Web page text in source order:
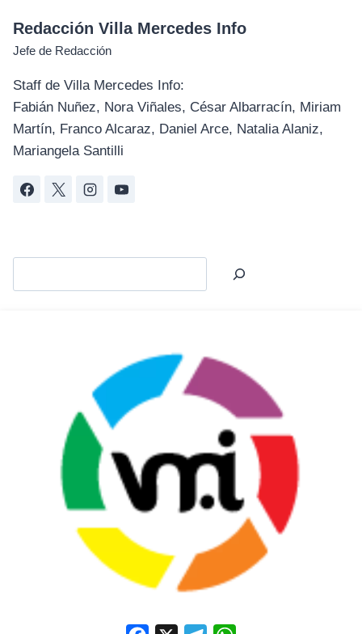
Redacción Villa Mercedes Info
Jefe de Redacción
Staff de Villa Mercedes Info:
Fabián Nuñez, Nora Viñales, César Albarracín, Miriam
Martín, Franco Alcaraz, Daniel Arce, Natalia Alaniz,
Mariangela Santilli
Facebook
X Telegram